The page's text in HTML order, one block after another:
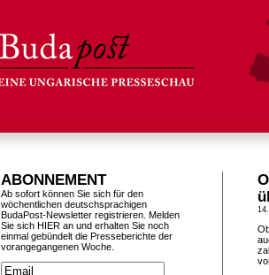
ABONNEMENT
Ab sofort können Sie sich für den
wöchentlichen deutschsprachigen
BudaPost-Newsletter registrieren. Melden
Sie sich HIER an und erhalten Sie noch
einmal gebündelt die Presseberichte der
vorangegangenen Woche.